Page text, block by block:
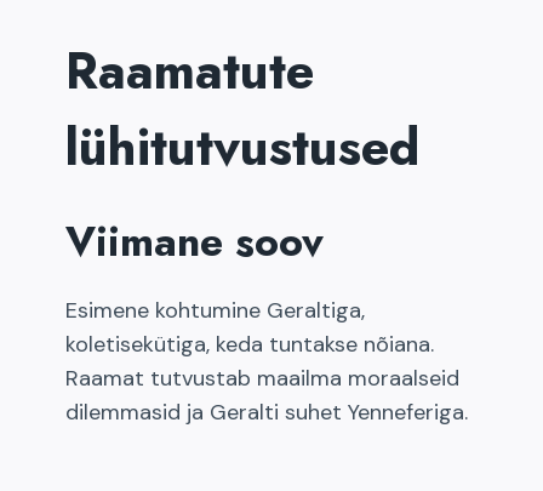
Raamatute
lühitutvustused
Viimane soov
Esimene kohtumine Geraltiga,
koletisekütiga, keda tuntakse nõiana.
Raamat tutvustab maailma moraalseid
dilemmasid ja Geralti suhet Yenneferiga.